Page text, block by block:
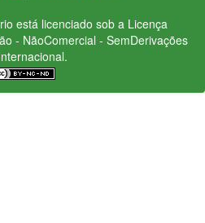
está licenciado sob a Licença
- NãoComercial - SemDerivações